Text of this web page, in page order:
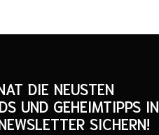
DIE NEUSTEN
UND GEHEIMTIPPS IN
SICHERN!